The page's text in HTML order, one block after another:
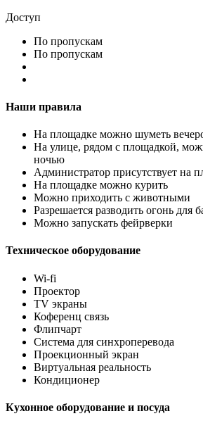
Доступ
По пропускам
По пропускам
Наши правила
На площадке можно шуметь
На улице, рядом с площадкой,
ночью
Администратор присутствует на
На площадке можно курить
Можно приходить с животными
Разрешается разводить огонь для
Можно запускать фейрверки
Техническое оборудование
Wi-fi
Проектор
TV экраны
Коференц связь
Флипчарт
Система для синхроперевода
Проекционный экран
Виртуальная реальность
Кондиционер
Кухонное оборудование и посуда